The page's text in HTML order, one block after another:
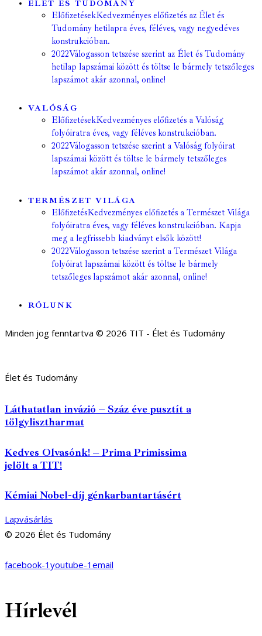
ÉLET ÉS TUDOMÁNY
ElőfizetésekKedvezményes előfizetés az Élet és
Tudomány hetilapra éves, féléves, vagy negyedéves
konstrukcióban.
2022Válogasson tetszése szerint az Élet és Tudomány
hetilap lapszámai között és töltse le bármely tetszőleges
lapszámot akár azonnal, online!
VALÓSÁG
ElőfizetésekKedvezményes előfizetés a Valóság
folyóiratra éves, vagy féléves konstrukcióban.
2022Válogasson tetszése szerint a Valóság folyóirat
lapszámai között és töltse le bármely tetszőleges
lapszámot akár azonnal, online!
TERMÉSZET VILÁGA
ElőfizetésKedvezményes előfizetés a Természet Világa
folyóiratra éves, vagy féléves konstrukcióban. Kapja
meg a legfrissebb kiadványt elsők között!
2022Válogasson tetszése szerint a Természet Világa
folyóirat lapszámai között és töltse le bármely
tetszőleges lapszámot akár azonnal, online!
RÓLUNK
Minden jog fenntartva © 2026 TIT - Élet és Tudomány
Élet és Tudomány
Láthatatlan invázió – Száz éve pusztít a
tölgylisztharmat
Kedves Olvasónk! – Prima Primissima
jelölt a TIT!
Kémiai Nobel-díj génkarbantartásért
Lapvásárlás
© 2026 Élet és Tudomány
facebook-1 youtube-1 email
Hírlevél